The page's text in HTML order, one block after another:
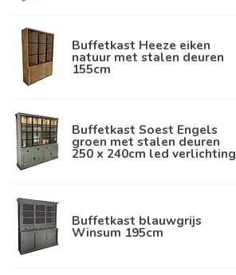
Buffetkast Heeze eiken
natuur met stalen deuren
155cm
Buffetkast Soest Engels
groen met stalen deuren
250 x 240cm led verlichting
Buffetkast blauwgrijs
Winsum 195cm